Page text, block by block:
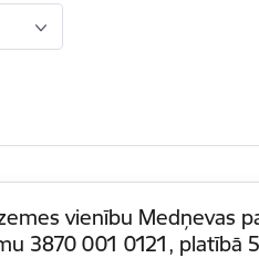
vienību Medņevas
3870 001 0121, platībā